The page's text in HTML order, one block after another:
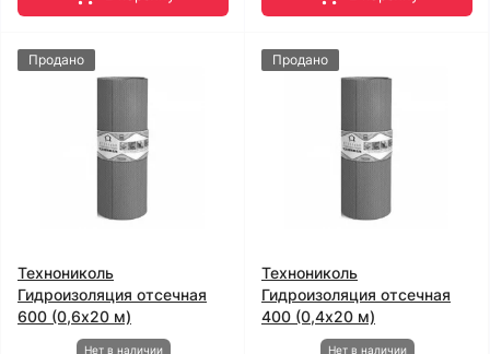
Продано
Технониколь
Гидроизоляция отсечная
600 (0,6x20 м)
Нет в наличии
Продано
Технониколь
Гидроизоляция отсечная
400 (0,4х20 м)
Нет в наличии